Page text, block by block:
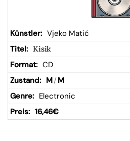
Vjeko Matić
Kisik
CD
M/ M
Electronic
16,46€